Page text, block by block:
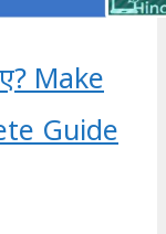
Make
Guide